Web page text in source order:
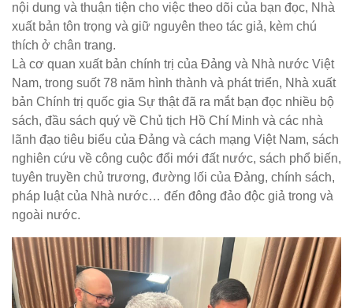
nội dung và thuận tiện cho việc theo dõi của bạn đọc, Nhà
xuất bản tôn trọng và giữ nguyên theo tác giả, kèm chú
thích ở chân trang.
Là cơ quan xuất bản chính trị của Đảng và Nhà nước Việt
Nam, trong suốt 78 năm hình thành và phát triển, Nhà xuất
bản Chính trị quốc gia Sự thật đã ra mắt bạn đọc nhiều bộ
sách, đầu sách quý về Chủ tịch Hồ Chí Minh và các nhà
lãnh đạo tiêu biểu của Đảng và cách mạng Việt Nam, sách
nghiên cứu về công cuộc đổi mới đất nước, sách phổ biến,
tuyên truyền chủ trương, đường lối của Đảng, chính sách,
pháp luật của Nhà nước… đến đông đảo độc giả trong và
ngoài nước.